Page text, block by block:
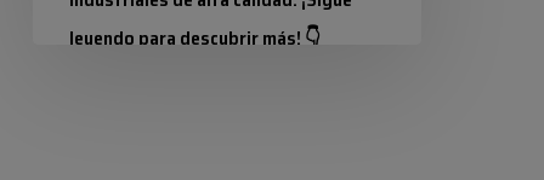
leyendo para descubrir más! 👇